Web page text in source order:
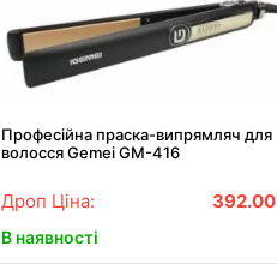
Професійна праска-випрямляч для
волосся Gemei GM-416
Дроп Ціна: 392.00
В наявності